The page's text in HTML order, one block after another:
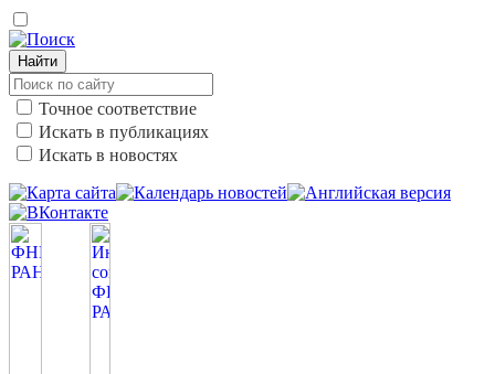
Найти
Точное соответствие
Искать в публикациях
Искать в новостях